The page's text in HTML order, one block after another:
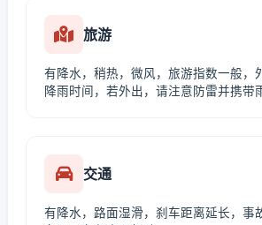
旅游
有降水，稍热，微风，旅游指数一般，
降雨时间，若外出，请注意防雷并携带
交通
有降水，路面湿滑，刹车距离延长，事